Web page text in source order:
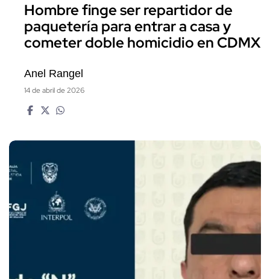
Hombre finge ser repartidor de
paquetería para entrar a casa y
cometer doble homicidio en CDMX
Anel Rangel
14 de abril de 2026